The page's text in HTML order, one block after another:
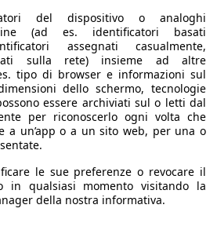
81 kW (110 PS)
h)
9.9s
191 km/h
5
205 nm
1199 ccm
Benzina
del dispositivo o analoghi
(ad es. identificatori basati
assegnati casualmente,
sulla rete) insieme ad altre
tipo di browser e informazioni sul
dello schermo, tecnologie
essere archiviati sul o letti dal
per riconoscerlo ogni volta che
a un’app o a un sito web, per una o
le sue preferenze o revocare il
in qualsiasi momento visitando la
della nostra informativa.